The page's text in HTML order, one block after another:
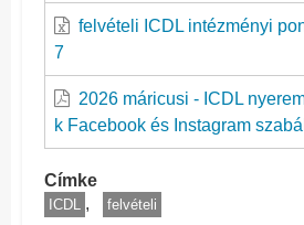
felvételi ICDL intézményi
7
2026 máricusi - ICDL
k Facebook és Instagram
Címke
ICDL felvételi